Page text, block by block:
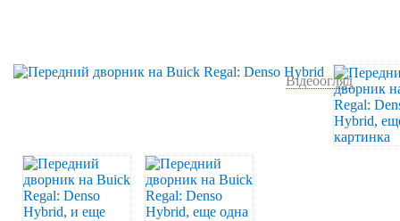
Відеоогляд